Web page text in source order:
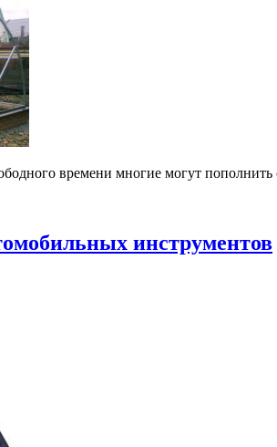
времени многие могут
инструментов